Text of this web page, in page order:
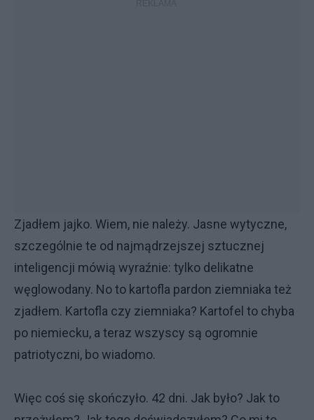
Zjadłem jajko. Wiem, nie należy. Jasne wytyczne,
szczególnie te od najmądrzejszej sztucznej
inteligencji mówią wyraźnie: tylko delikatne
węglowodany. No to kartofla pardon ziemniaka też
zjadłem. Kartofla czy ziemniaka? Kartofel to chyba
po niemiecku, a teraz wszyscy są ogromnie
patriotyczni, bo wiadomo.
Więc coś się skończyło. 42 dni. Jak było? Jak to